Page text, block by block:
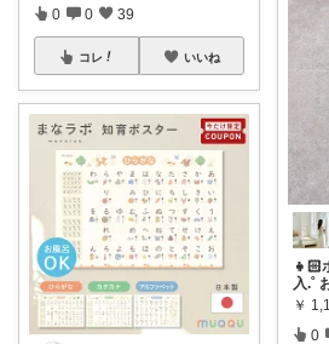
0 0 39
コレ いいね
👧🏻
入.˚
￥
0